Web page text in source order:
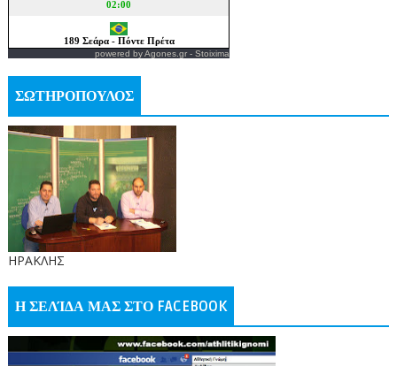
powered byAgones.gr- Stoixima
ΣΩΤΗΡΟΠΟΥΛΟΣ
ΗΡΑΚΛΗΣ
Η ΣΕΛΊΔΑ ΜΑΣ ΣΤΟ FACEBOOK